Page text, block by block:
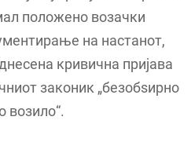
положено возачки
на настанот,
кривична пријава
законик „безобѕирно
возило“.